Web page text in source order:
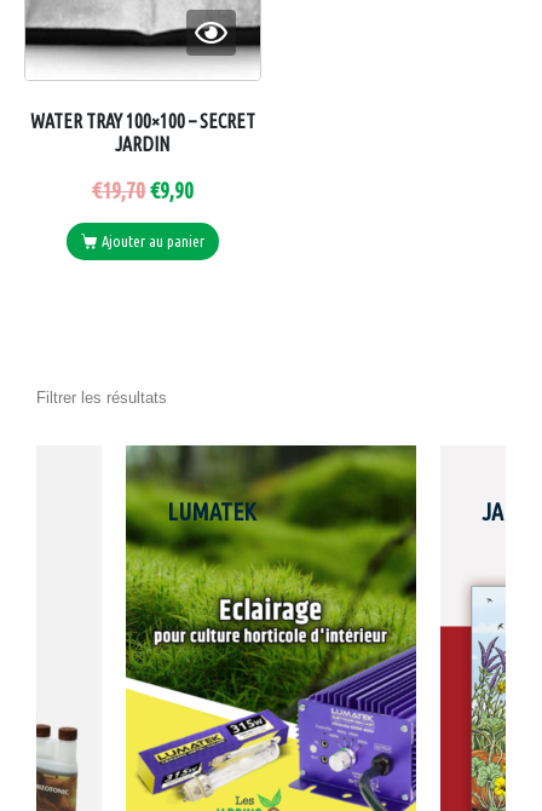
WATER TRAY 100×100 – SECRET
JARDIN
€19,70€9,90
Ajouter au panier
Filtrer les résultats
LUMATEK